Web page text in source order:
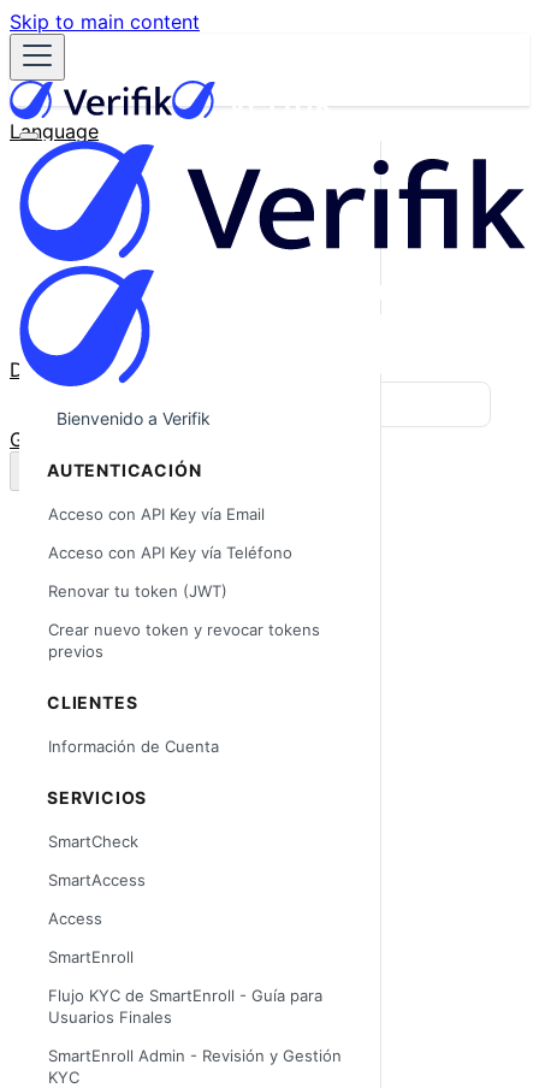
Skip to main content
Language
English
Español
Français
Português
한국어
日本語
中文
Docs
GitHub
Bienvenido a Verifik
AUTENTICACIÓN
Acceso con API Key vía Email
Acceso con API Key vía Teléfono
Renovar tu token (JWT)
Crear nuevo token y revocar tokens
previos
CLIENTES
Información de Cuenta
SERVICIOS
SmartCheck
SmartAccess
Access
SmartEnroll
Flujo KYC de SmartEnroll - Guía para
Usuarios Finales
SmartEnroll Admin - Revisión y Gestión
KYC